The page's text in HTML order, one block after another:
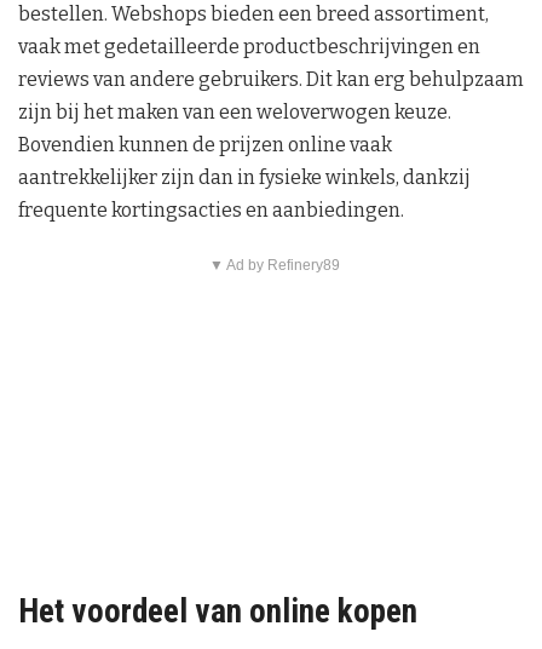
bestellen. Webshops bieden een breed assortiment,
vaak met gedetailleerde productbeschrijvingen en
reviews van andere gebruikers. Dit kan erg behulpzaam
zijn bij het maken van een weloverwogen keuze.
Bovendien kunnen de prijzen online vaak
aantrekkelijker zijn dan in fysieke winkels, dankzij
frequente kortingsacties en aanbiedingen.
▼ Ad by Refinery89
Het voordeel van online kopen